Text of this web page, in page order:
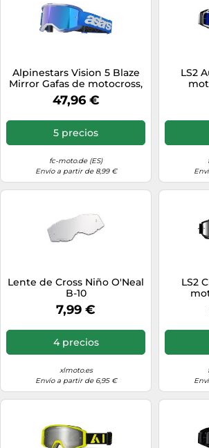
Alpinestars Vision 5 Blaze
Mirror Gafas de motocross,
Azul, Talla única
47,96 €
5 precios
fc-moto.de (ES)
Envío a partir de 8,99 €
LS2
Lente de Cross Niño O'Neal
B-10
7,99 €
4 precios
xlmoto.es
Envío a partir de 6,95 €
LS2